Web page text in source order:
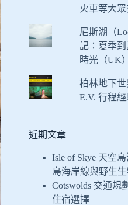
火車等大眾
尼斯湖（
記：夏季
時光（UK）
柏林地下世
E.V. 行程經
近期文章
Isle of Skye 天空
島海岸線與野生生
Cotswolds 交通規
住宿選擇